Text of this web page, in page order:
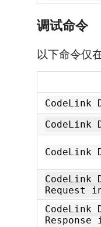
调试命令
以下命令仅
CodeLink
CodeLink
CodeLink
CodeLink
Request
CodeLink